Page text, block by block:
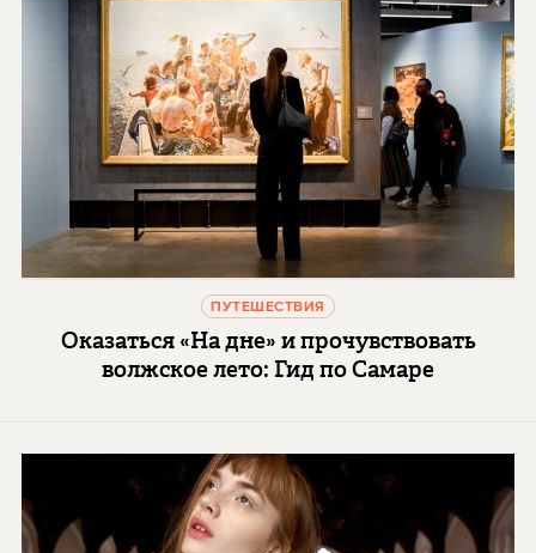
ПУТЕШЕСТВИЯ
Оказаться «На дне» и прочувствовать
волжское лето: Гид по Самаре